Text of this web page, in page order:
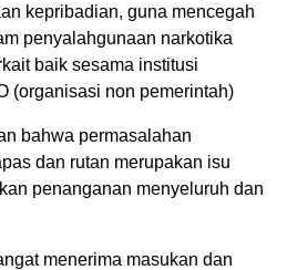
kepribadian, guna mencegah
penyalahgunaan narkotika
baik sesama institusi
(organisasi non pemerintah)
bahwa permasalahan
dan rutan merupakan isu
penanganan menyeluruh dan
menerima masukan dan